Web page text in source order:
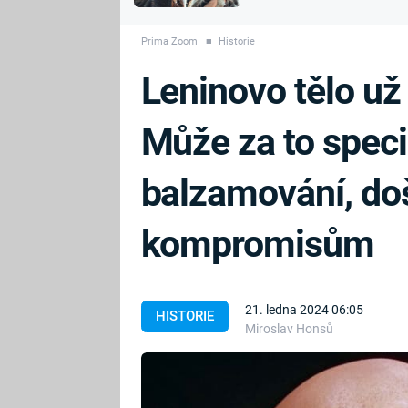
PRVNÍ SVĚTOVÁ
BRITSKÁ
RODINA
Prima Zoom ■ Historie
HISTORIE
21. ledna 2024 06:05
Miroslav Honsů
Leninovo tělo
Může za to
balzamování,
kompromisům